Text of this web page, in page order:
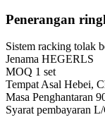
Penerangan
Sistem racking tolak
Jenama HEGERLS
MOQ 1 set
Tempat Asal Hebei,
Masa Penghantaran
Syarat pembayaran